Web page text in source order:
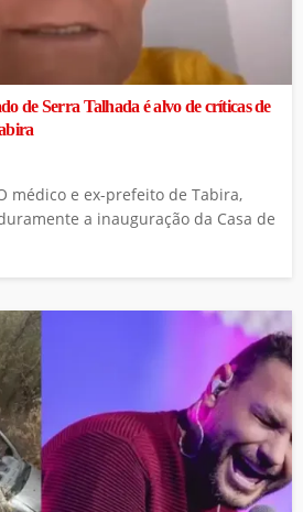
de Serra Talhada é alvo de críticas de
médico e ex-prefeito de Tabira,
a inauguração da Casa de